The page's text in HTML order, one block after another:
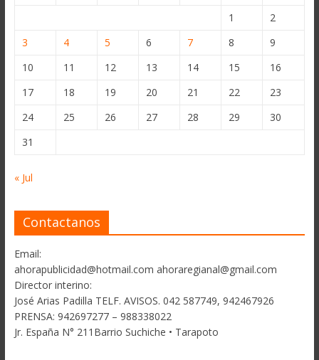
1
2
3
4 5 6 7 8
9
10
11 12 13 14 15
16
17
18 19 20 21 22
23
24
25 26 27 28 29
30
31
« Jul
Contactanos
Email:
ahorapublicidad@hotmail.com ahoraregianal@gmail.com
Director interino:
José Arias Padilla TELF. AVISOS. 042 587749, 942467926
PRENSA: 942697277 – 988338022
Jr. España N° 211Barrio Suchiche • Tarapoto